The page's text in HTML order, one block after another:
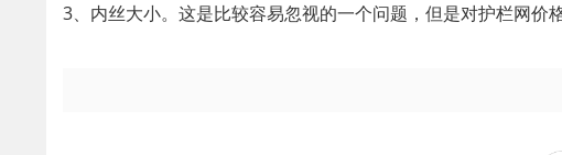
3、内丝大小。这是比较容易忽视的一个问题，但是对护栏网价